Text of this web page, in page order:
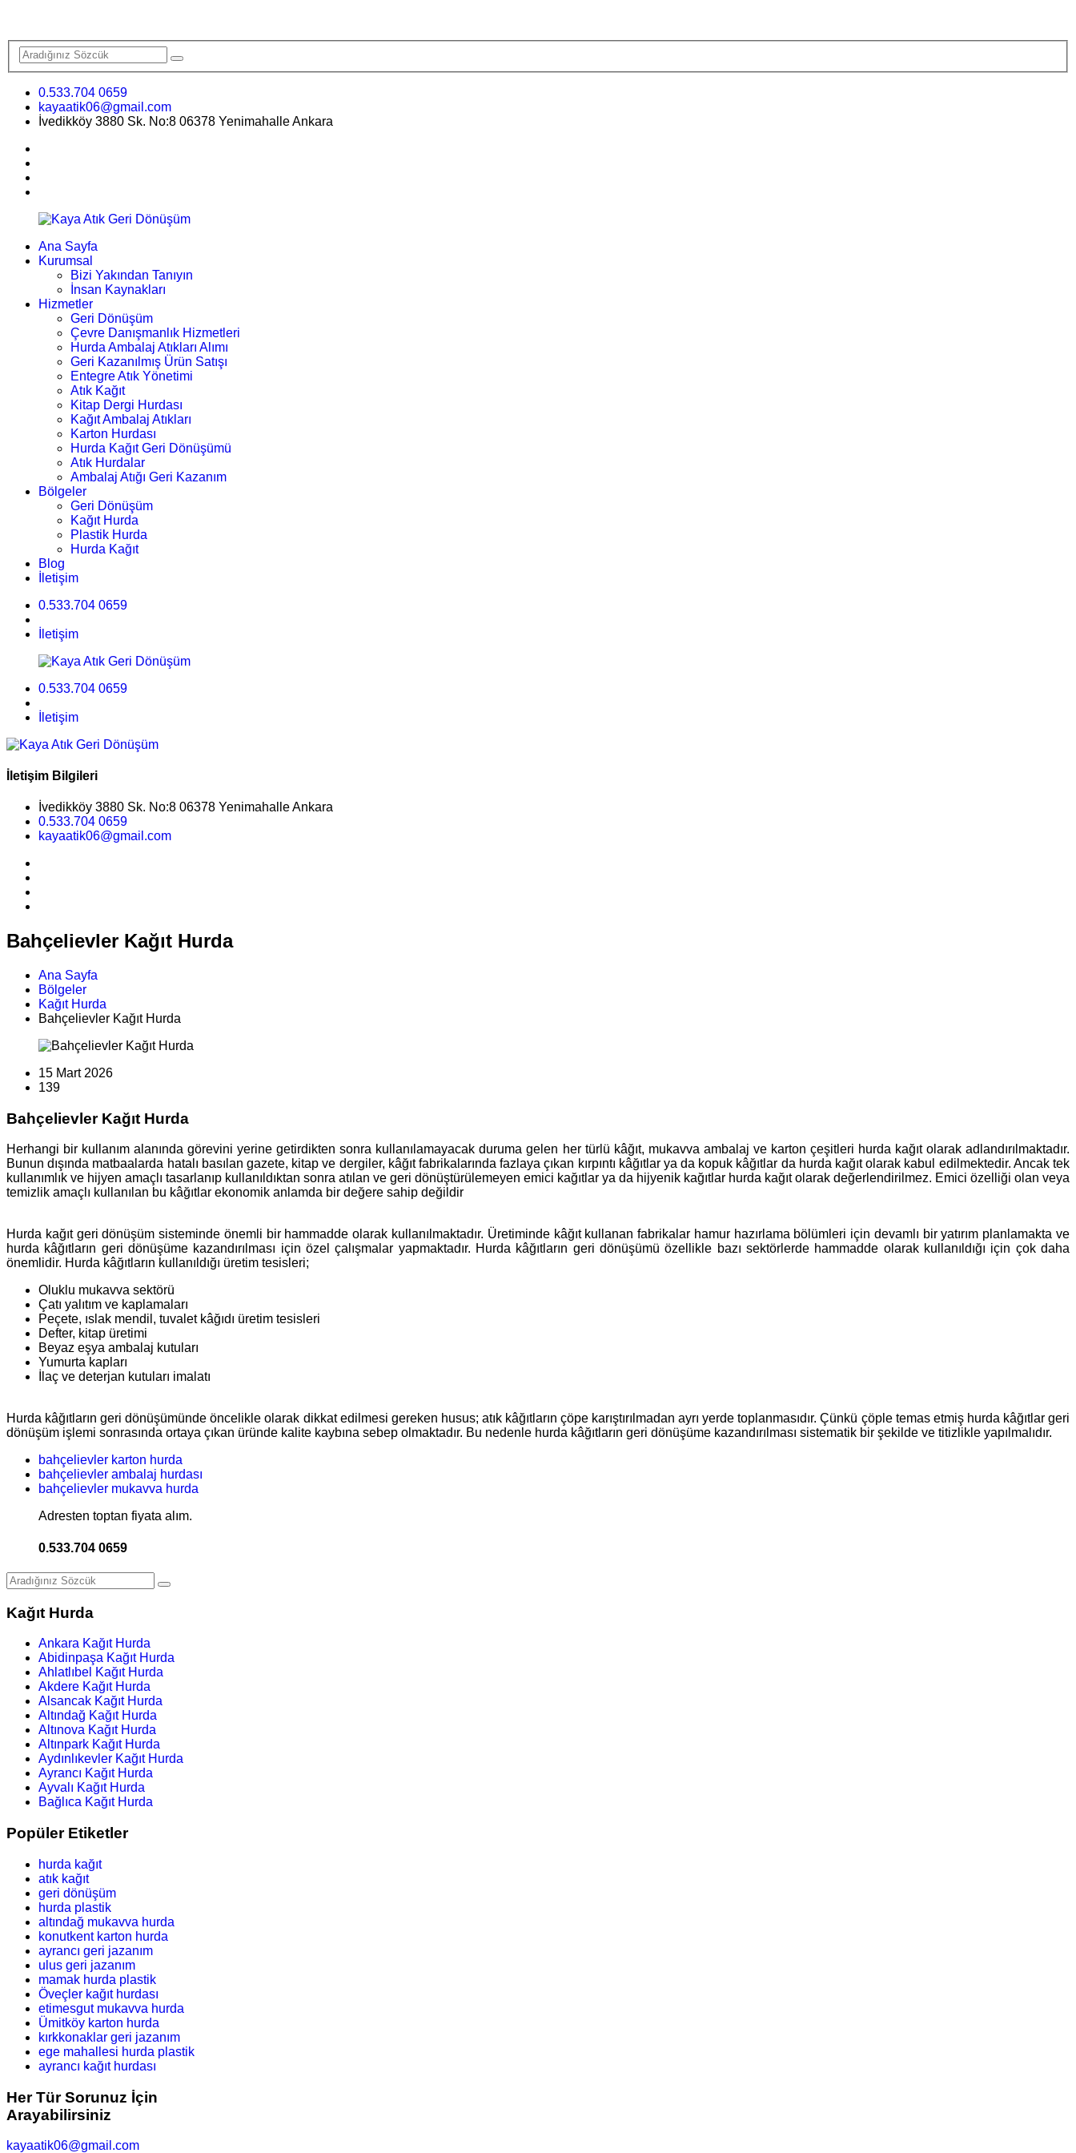
0.533.704 0659
kayaatik06@gmail.com
İvedikköy 3880 Sk. No:8 06378 Yenimahalle Ankara
Ana Sayfa
Kurumsal
Bizi Yakından Tanıyın
İnsan Kaynakları
Hizmetler
Geri Dönüşüm
Çevre Danışmanlık Hizmetleri
Hurda Ambalaj Atıkları Alımı
Geri Kazanılmış Ürün Satışı
Entegre Atık Yönetimi
Atık Kağıt
Kitap Dergi Hurdası
Kağıt Ambalaj Atıkları
Karton Hurdası
Hurda Kağıt Geri Dönüşümü
Atık Hurdalar
Ambalaj Atığı Geri Kazanım
Bölgeler
Geri Dönüşüm
Kağıt Hurda
Plastik Hurda
Hurda Kağıt
Blog
İletişim
0.533.704 0659
İletişim
0.533.704 0659
İletişim
İletişim Bilgileri
İvedikköy 3880 Sk. No:8 06378 Yenimahalle Ankara
0.533.704 0659
kayaatik06@gmail.com
Bahçelievler Kağıt Hurda
Ana Sayfa
Bölgeler
Kağıt Hurda
Bahçelievler Kağıt Hurda
15 Mart 2026
139
Bahçelievler Kağıt Hurda
Herhangi bir kullanım alanında görevini yerine getirdikten sonra kullanılamayacak duruma gelen her türlü kâğıt, mukavva ambalaj ve karton çeşitleri hurda kağıt olarak adlandırılmaktadır.
Bunun dışında matbaalarda hatalı basılan gazete, kitap ve dergiler, kâğıt fabrikalarında fazlaya çıkan kırpıntı kâğıtlar ya da kopuk kâğıtlar da hurda kağıt olarak kabul edilmektedir. Ancak tek
kullanımlık ve hijyen amaçlı tasarlanıp kullanıldıktan sonra atılan ve geri dönüştürülemeyen emici kağıtlar ya da hijyenik kağıtlar hurda kağıt olarak değerlendirilmez. Emici özelliği olan veya
temizlik amaçlı kullanılan bu kâğıtlar ekonomik anlamda bir değere sahip değildir
Hurda kağıt geri dönüşüm sisteminde önemli bir hammadde olarak kullanılmaktadır. Üretiminde kâğıt kullanan fabrikalar hamur hazırlama bölümleri için devamlı bir yatırım planlamakta ve
hurda kâğıtların geri dönüşüme kazandırılması için özel çalışmalar yapmaktadır. Hurda kâğıtların geri dönüşümü özellikle bazı sektörlerde hammadde olarak kullanıldığı için çok daha
önemlidir. Hurda kâğıtların kullanıldığı üretim tesisleri;
Oluklu mukavva sektörü
Çatı yalıtım ve kaplamaları
Peçete, ıslak mendil, tuvalet kâğıdı üretim tesisleri
Defter, kitap üretimi
Beyaz eşya ambalaj kutuları
Yumurta kapları
İlaç ve deterjan kutuları imalatı
Hurda kâğıtların geri dönüşümünde öncelikle olarak dikkat edilmesi gereken husus; atık kâğıtların çöpe karıştırılmadan ayrı yerde toplanmasıdır. Çünkü çöple temas etmiş hurda kâğıtlar geri
dönüşüm işlemi sonrasında ortaya çıkan üründe kalite kaybına sebep olmaktadır. Bu nedenle hurda kâğıtların geri dönüşüme kazandırılması sistematik bir şekilde ve titizlikle yapılmalıdır.
bahçelievler karton hurda
bahçelievler ambalaj hurdası
bahçelievler mukavva hurda
Adresten toptan fiyata alım.
0.533.704 0659
Kağıt Hurda
Ankara Kağıt Hurda
Abidinpaşa Kağıt Hurda
Ahlatlıbel Kağıt Hurda
Akdere Kağıt Hurda
Alsancak Kağıt Hurda
Altındağ Kağıt Hurda
Altınova Kağıt Hurda
Altınpark Kağıt Hurda
Aydınlıkevler Kağıt Hurda
Ayrancı Kağıt Hurda
Ayvalı Kağıt Hurda
Bağlıca Kağıt Hurda
Popüler Etiketler
hurda kağıt
atık kağıt
geri dönüşüm
hurda plastik
altındağ mukavva hurda
konutkent karton hurda
ayrancı geri jazanım
ulus geri jazanım
mamak hurda plastik
Öveçler kağıt hurdası
etimesgut mukavva hurda
Ümitköy karton hurda
kırkkonaklar geri jazanım
ege mahallesi hurda plastik
ayrancı kağıt hurdası
Her Tür Sorunuz İçin
Arayabilirsiniz
kayaatik06@gmail.com